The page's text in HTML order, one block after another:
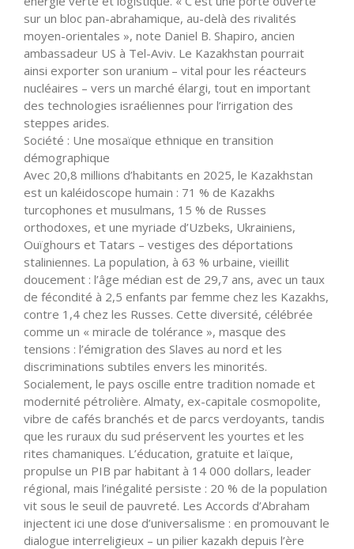
sur un bloc pan-abrahamique, au-delà des rivalités
moyen-orientales », note Daniel B. Shapiro, ancien
ambassadeur US à Tel-Aviv. Le Kazakhstan pourrait
ainsi exporter son uranium – vital pour les réacteurs
nucléaires – vers un marché élargi, tout en important
des technologies israéliennes pour l’irrigation des
steppes arides.
Société : Une mosaïque ethnique en transition
démographique
Avec 20,8 millions d’habitants en 2025, le Kazakhstan
est un kaléidoscope humain : 71 % de Kazakhs
turcophones et musulmans, 15 % de Russes
orthodoxes, et une myriade d’Uzbeks, Ukrainiens,
Ouïghours et Tatars – vestiges des déportations
staliniennes. La population, à 63 % urbaine, vieillit
doucement : l’âge médian est de 29,7 ans, avec un taux
de fécondité à 2,5 enfants par femme chez les Kazakhs,
contre 1,4 chez les Russes. Cette diversité, célébrée
comme un « miracle de tolérance », masque des
tensions : l’émigration des Slaves au nord et les
discriminations subtiles envers les minorités.
Socialement, le pays oscille entre tradition nomade et
modernité pétrolière. Almaty, ex-capitale cosmopolite,
vibre de cafés branchés et de parcs verdoyants, tandis
que les ruraux du sud préservent les yourtes et les
rites chamaniques. L’éducation, gratuite et laïque,
propulse un PIB par habitant à 14 000 dollars, leader
régional, mais l’inégalité persiste : 20 % de la population
vit sous le seuil de pauvreté. Les Accords d’Abraham
injectent ici une dose d’universalisme : en promouvant le
dialogue interreligieux – un pilier kazakh depuis l’ère